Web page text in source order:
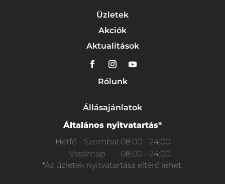
Üzletek
Akciók
Aktualitások
Rólunk
Állásajánlatok
Általános nyitvatartás*
Hétfő - Szombat08:00 - 24:00
Vasárnap
08:00 - 24:00
*Az üzletek nyitvatartása eltérő lehet.